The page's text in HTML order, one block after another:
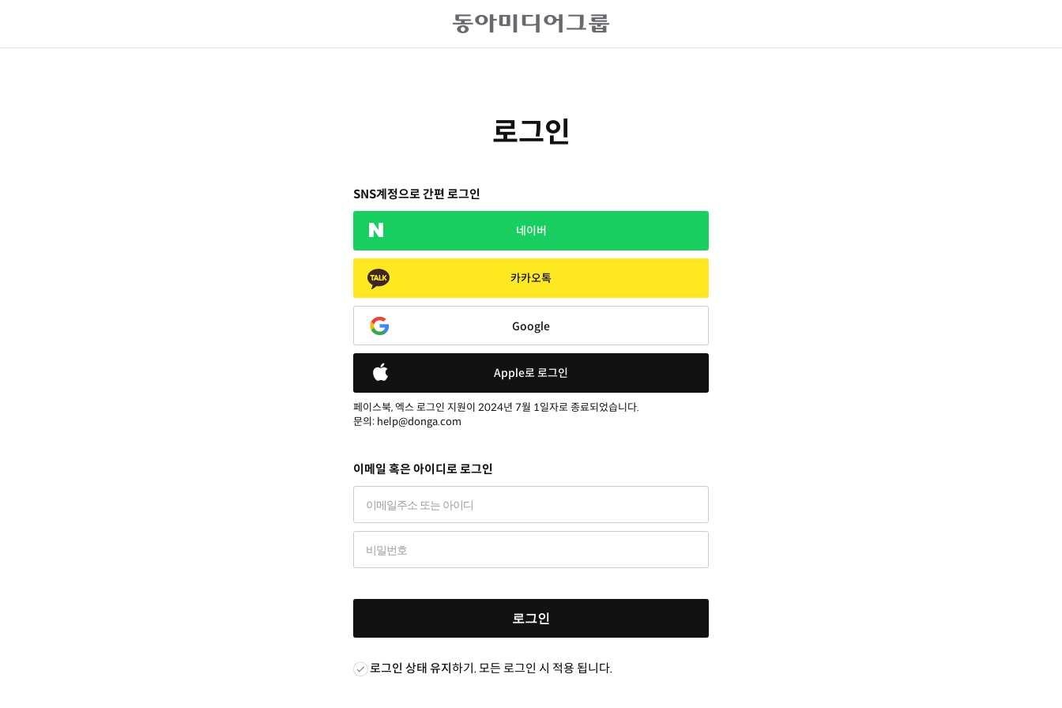
로그인
SNS계정으로 간편 로그인
네이버
카카오톡
Google
Apple로 로그인
페이스북, 엑스 로그인 지원이 2024년 7월 1일자로 종료되었습니다.
문의: help@donga.com
이메일 혹은 아이디로 로그인
로그인
로그인 상태 유지하기. 모든 로그인 시 적용 됩니다.